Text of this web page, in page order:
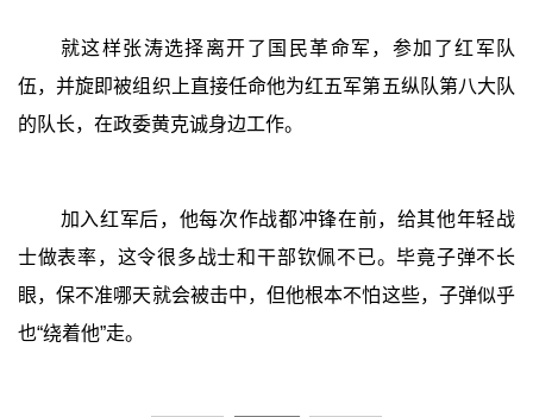
就这样张涛选择离开了国民革命军，参加了红军队
伍，并旋即被组织上直接任命他为红五军第五纵队第八大队
的队长，在政委黄克诚身边工作。
加入红军后，他每次作战都冲锋在前，给其他年轻战
士做表率，这令很多战士和干部钦佩不已。毕竟子弹不长
眼，保不准哪天就会被击中，但他根本不怕这些，子弹似乎
也“绕着他”走。